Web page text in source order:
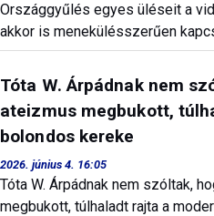
Országgyűlés egyes üléseit a
akkor is menekülésszerűen
Tóta W. Árpádnak nem
ateizmus megbukott,
bolondos kereke
2026. június 4. 16:05
Tóta W. Árpádnak nem szóltak,
megbukott, túlhaladt rajta a